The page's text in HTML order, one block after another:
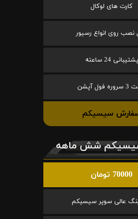
کارت های لوکال
نصب روی انواع رسیور
پشتیبانی 24 ساعته
فول آپشن
سیسیکم
شش ماهه
70000 تومان
عالی سوپر سیسیکم